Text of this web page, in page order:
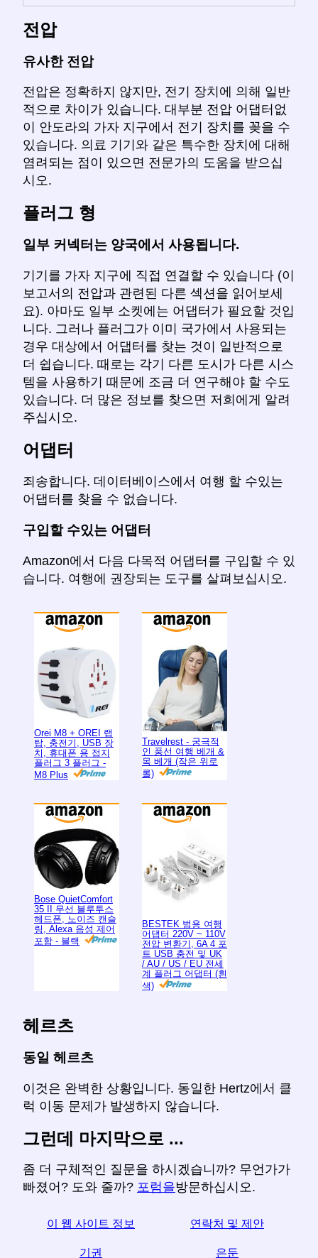
전압
유사한 전압
전압은 정확하지 않지만, 전기 장치에 의해 일반
적으로 차이가 있습니다. 대부분 전압 어댑터없
이 안도라의 가자 지구에서 전기 장치를 꽂을 수
있습니다. 의료 기기와 같은 특수한 장치에 대해
염려되는 점이 있으면 전문가의 도움을 받으십
시오.
플러그 형
일부 커넥터는 양국에서 사용됩니다.
기기를 가자 지구에 직접 연결할 수 있습니다 (이
보고서의 전압과 관련된 다른 섹션을 읽어보세
요). 아마도 일부 소켓에는 어댑터가 필요할 것입
니다. 그러나 플러그가 이미 국가에서 사용되는
경우 대상에서 어댑터를 찾는 것이 일반적으로
더 쉽습니다. 때로는 각기 다른 도시가 다른 시스
템을 사용하기 때문에 조금 더 연구해야 할 수도
있습니다. 더 많은 정보를 찾으면 저희에게 알려
주십시오.
어댑터
죄송합니다. 데이터베이스에서 여행 할 수있는
어댑터를 찾을 수 없습니다.
구입할 수있는 어댑터
Amazon에서 다음 다목적 어댑터를 구입할 수 있
습니다. 여행에 권장되는 도구를 살펴보십시오.
Orei M8 + OREI 랩
탑, 충전기, USB 장
치, 휴대폰 용 접지
플러그 3 플러그 -
M8 Plus
Travelrest - 궁극적
인 풍선 여행 베개 &
목 베개 (작은 위로
롤)
Bose QuietComfort
35 II 무선 블루투스
헤드폰, 노이즈 캔슬
링, Alexa 음성 제어
포함 - 블랙
BESTEK 범용 여행
어댑터 220V ~ 110V
전압 변환기, 6A 4 포
트 USB 충전 및 UK
/ AU / US / EU 전세
계 플러그 어댑터 (흰
색)
헤르츠
동일 헤르츠
이것은 완벽한 상황입니다. 동일한 Hertz에서 클
럭 이동 문제가 발생하지 않습니다.
그런데 마지막으로 ...
좀 더 구체적인 질문을 하시겠습니까? 무언가가
빠졌어? 도와 줄까? 포럼을방문하십시오.
이 웹 사이트 정보 연락처 및 제안
기권 은둔